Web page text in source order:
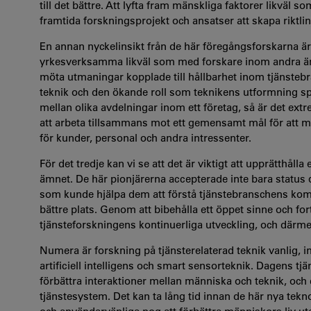
till det bättre. Att lyfta fram mänskliga faktorer likväl
framtida forskningsprojekt och ansatser att skapa
En annan nyckelinsikt från de här föregångsforskarna
yrkesverksamma likväl som med forskare inom andra
möta utmaningar kopplade till hållbarhet inom
teknik och den ökande roll som teknikens utformning
mellan olika avdelningar inom ett företag, så är det
att arbeta tillsammans mot ett gemensamt mål för att
för kunder, personal och andra intressenter.
För det tredje kan vi se att det är viktigt att upprätthålla
ämnet. De här pionjärerna accepterade inte bara
som kunde hjälpa dem att förstå tjänstebranschens
bättre plats. Genom att bibehålla ett öppet sinne och
tjänsteforskningens kontinuerliga utveckling, och
Numera är forskning på tjänsterelaterad teknik vanlig,
artificiell intelligens och smart sensorteknik. Dagens
förbättra interaktioner mellan människa och teknik,
tjänstesystem. Det kan ta lång tid innan de här nya